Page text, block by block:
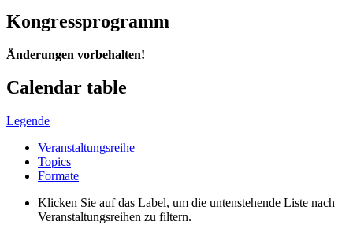
Kongressprogramm
Änderungen vorbehalten!
Calendar table
Legende
Veranstaltungsreihe
Topics
Formate
Klicken Sie auf das Label, um die untenstehende Liste nach
Veranstaltungsreihen zu filtern.